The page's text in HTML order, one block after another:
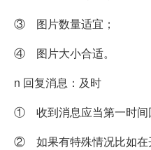
③ 图片数量适宜；
④ 图片大小合适。
n 回复消息：及时
① 收到消息应当第一时间
② 如果有特殊情况比如在